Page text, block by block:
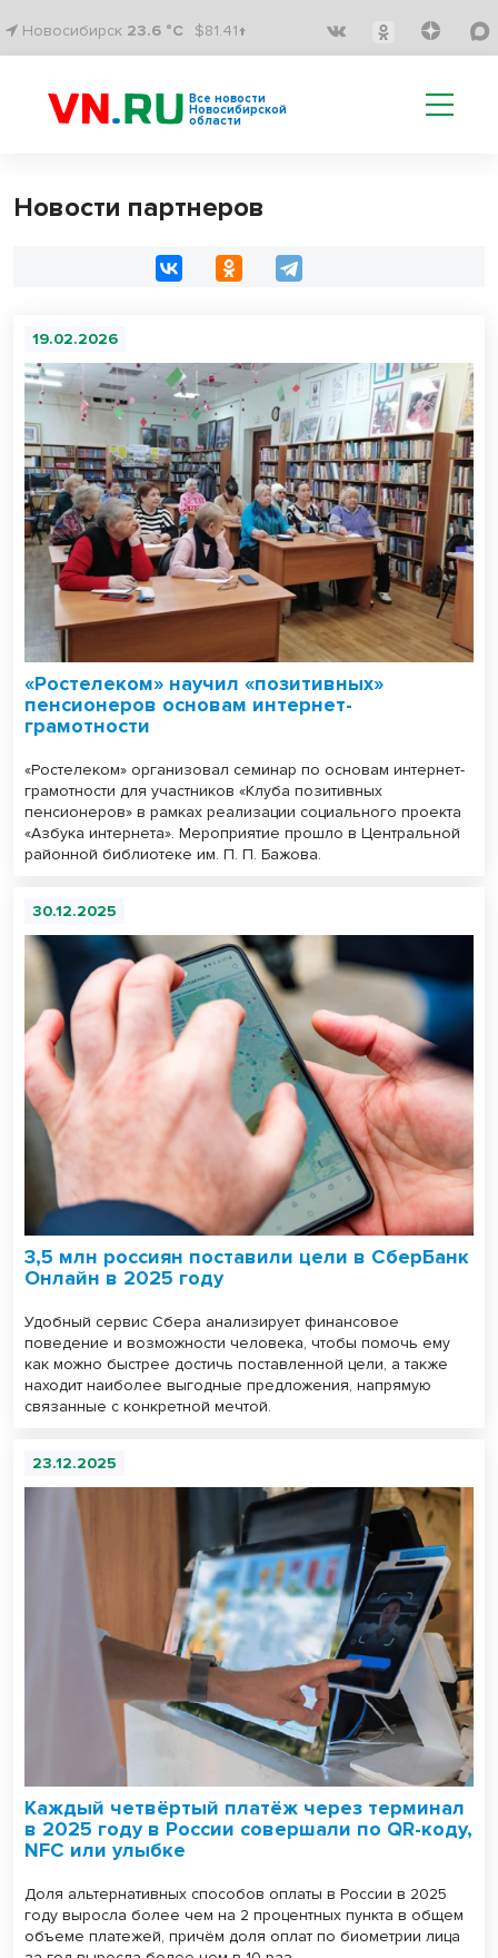
Новосибирск 23.6 °C $81.41↑
Все новости
Новосибирской
области
Новости партнеров
19.02.2026
«Ростелеком» научил «позитивных»
пенсионеров основам интернет-
грамотности
«Ростелеком» организовал семинар по основам интернет-
грамотности для участников «Клуба позитивных
пенсионеров» в рамках реализации социального проекта
«Азбука интернета». Мероприятие прошло в Центральной
районной библиотеке им. П. П. Бажова.
30.12.2025
3,5 млн россиян поставили цели в СберБанк
Онлайн в 2025 году
Удобный сервис Сбера анализирует финансовое
поведение и возможности человека, чтобы помочь ему
как можно быстрее достичь поставленной цели, а также
находит наиболее выгодные предложения, напрямую
связанные с конкретной мечтой.
23.12.2025
Каждый четвёртый платёж через терминал
в 2025 году в России совершали по QR-коду,
NFC или улыбке
Доля альтернативных способов оплаты в России в 2025
году выросла более чем на 2 процентных пункта в общем
объеме платежей, причём доля оплат по биометрии лица